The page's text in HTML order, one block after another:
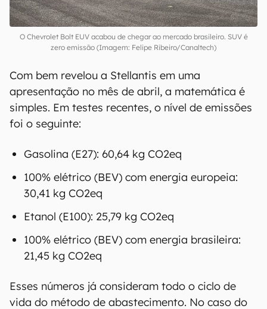
O Chevrolet Bolt EUV acabou de chegar ao mercado brasileiro. SUV é
zero emissão (Imagem: Felipe Ribeiro/Canaltech)
Com bem revelou a Stellantis em uma
simples. Em testes recentes, o nível de emissões
foi o seguinte:
Gasolina (E27): 60,64 kg CO2eq